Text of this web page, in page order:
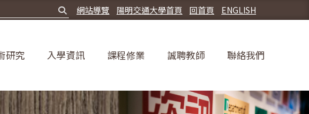
ENGLISH
回首頁
陽明交通大學首頁
網站導覽
研究 入學資訊 課程修業 誠聘教師 聯絡我們